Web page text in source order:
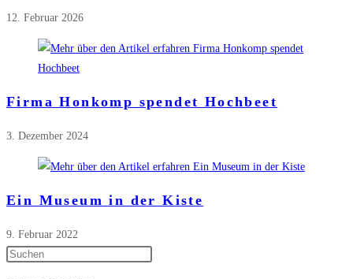
12. Februar 2026
Firma Honkomp spendet Hochbeet
3. Dezember 2024
Ein Museum in der Kiste
9. Februar 2022